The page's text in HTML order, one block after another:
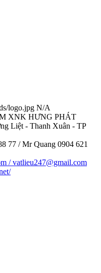
logo.jpg N/A
XNK HƯNG PHÁT
Liệt - Thanh Xuân - TP
77 / Mr Quang 0904 621
/ vatlieu247@gmail.com